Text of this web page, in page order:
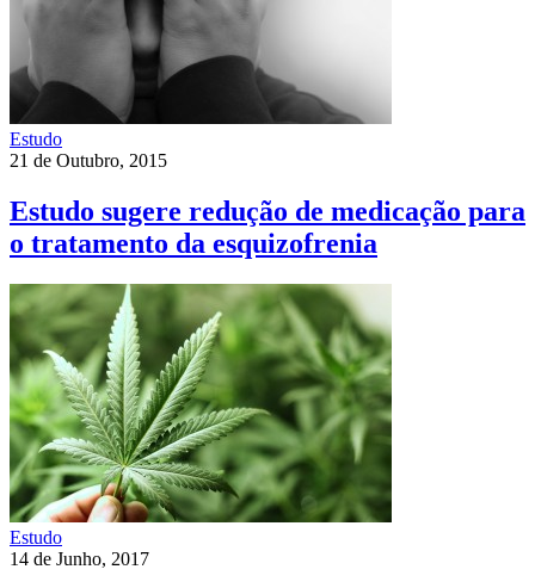
Estudo
21 de Outubro, 2015
Estudo sugere redução de medicação para
o tratamento da esquizofrenia
Estudo
14 de Junho, 2017